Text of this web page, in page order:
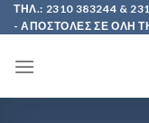
Skip
to
ΤΗΛ.: 2310 383244 &
- ΑΠΟΣΤΟΛΕΣ ΣΕ ΟΛΗ